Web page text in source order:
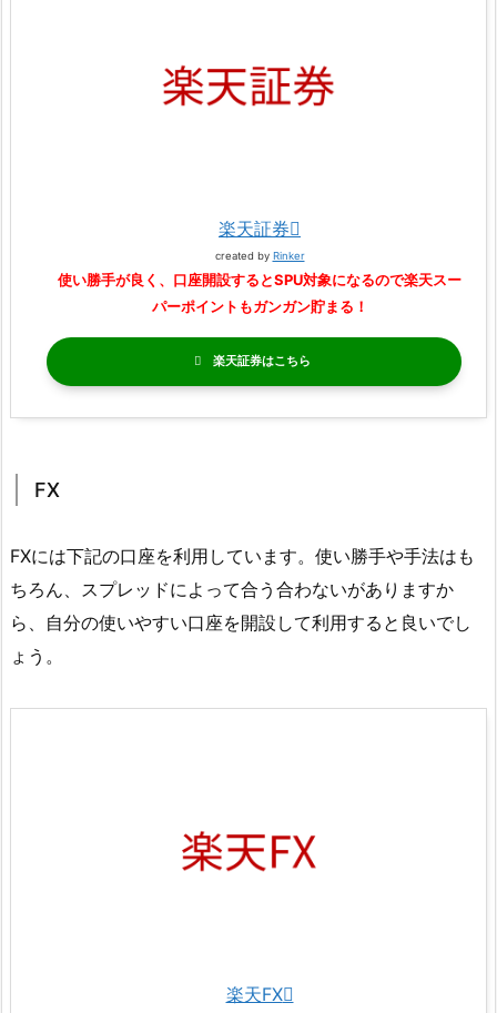
楽天証券
created by Rinker
使い勝手が良く、口座開設するとSPU対象になるので楽天スー
パーポイントもガンガン貯まる！
楽天証券
FX
FXには下記の口座を利用しています。使い勝手や手法はも
ちろん、スプレッドによって合う合わないがありますか
ら、自分の使いやすい口座を開設して利用すると良いでし
ょう。
楽天FX